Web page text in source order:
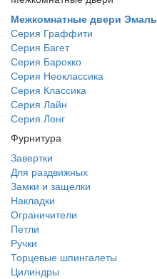
Межкомнатные двери Эмаль
Серия Граффити
Серия Багет
Серия Барокко
Серия Неоклассика
Серия Классика
Серия Лайн
Серия Лонг
Фурнитура
Завертки
Для раздвижных
Замки и защелки
Накладки
Ограничители
Петли
Ручки
Торцевые шпингалеты
Цилиндры